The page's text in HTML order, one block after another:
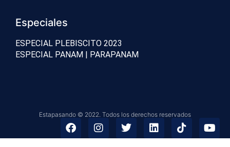
Especiales
ESPECIAL PLEBISCITO 2023
ESPECIAL PANAM | PARAPANAM
Estapasando © 2022. Todos los derechos reservados